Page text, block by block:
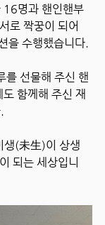
16명과 핸인핸부
로 짝꿍이 되어
을 수행했습니다.
를 선물해 주신 핸
함께해 주신 재
생(未生)이 상생
되는 세상입니